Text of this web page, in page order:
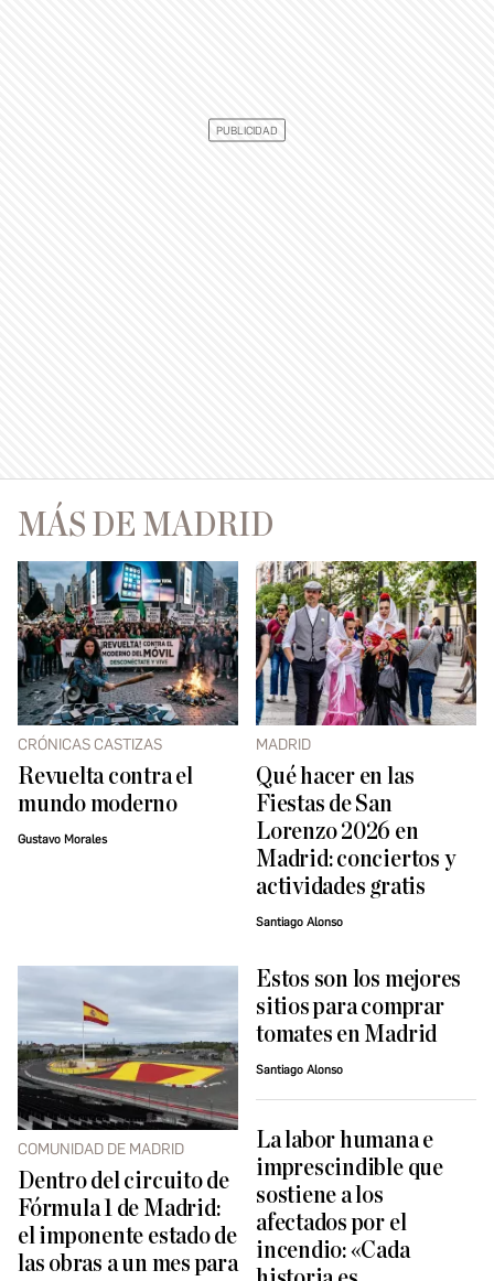
MÁS DE MADRID
CRÓNICAS CASTIZAS
Revuelta contra el
mundo moderno
Gustavo Morales
MADRID
Qué hacer en las
Fiestas de San
Lorenzo 2026 en
Madrid: conciertos y
actividades gratis
Santiago Alonso
COMUNIDAD DE MADRID
Dentro del circuito de
Fórmula 1 de Madrid:
el imponente estado de
las obras a un mes para
Estos son los mejores
sitios para comprar
tomates en Madrid
Santiago Alonso
La labor humana e
imprescindible que
sostiene a los
afectados por el
incendio: «Cada